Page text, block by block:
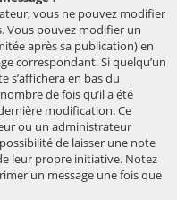
vous ne pouvez modifier
Vous pouvez modifier un
après sa publication) en
correspondant. Si quelqu’un
s’affichera en bas du
de fois qu’il a été
modification. Ce
ou un administrateur
de laisser une note
leur propre initiative. Notez
un message une fois que